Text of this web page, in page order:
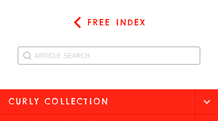
FREE INDEX
CURLY COLLECTION